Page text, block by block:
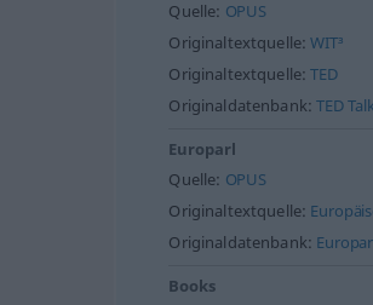
Quelle: OPUS
Originaltextquelle:WIT³
Originaltextquelle:TED
Originaldatenbank:TED
Europarl
Quelle: OPUS
Originaltextquelle:
Originaldatenbank:
Books